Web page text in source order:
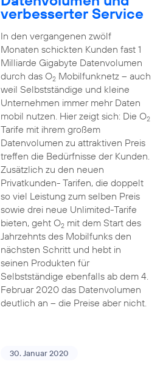
verbesserter Service
In den vergangenen zwölf
Monaten schickten Kunden fast 1
Milliarde Gigabyte Datenvolumen
durch das O2Mobilfunknetz – auch
weil Selbstständige und kleine
Unternehmen immer mehr Daten
mobil nutzen. Hier zeigt sich: Die O2
Tarife mit ihrem großem
Datenvolumen zu attraktiven Preis
treffen die Bedürfnisse der Kunden.
Zusätzlich zu den neuen
Privatkunden- Tarifen, die doppelt
so viel Leistung zum selben Preis
sowie drei neue Unlimited-Tarife
bieten, geht O2mit dem Start des
Jahrzehnts des Mobilfunks den
nächsten Schritt und hebt in
seinen Produkten für
Selbstständige ebenfalls ab dem 4.
Februar 2020 das Datenvolumen
deutlich an – die Preise aber nicht.
30. Januar 2020